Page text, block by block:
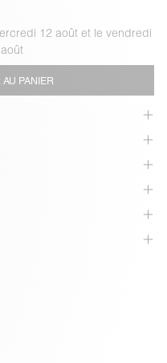
12 août et le vendredi
PANIER